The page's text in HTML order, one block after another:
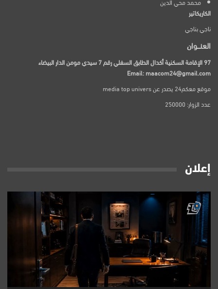
الكاريكاتير
ناجي بناجي
العنـــوان
97 الإقامة السكنية أكدال الطابق السفلي رقم 7 سيدي مومن الدار البيضاء
Email: maacom24@gmail.com
موقع معكم24 يصدر عن media top univers
عدد الزوار: 250000
إعلان
مشغل
الفيديو